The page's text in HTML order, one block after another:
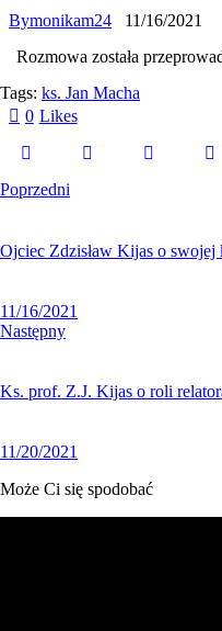
Bymonikam24
11/16/2021
Rozmowa została
Tags: ks. Jan Macha
0 Likes
Poprzedni
Ojciec Zdzisław Kijas o swojej
11/16/2021
Następny
Ks. prof. Z.J. Kijas o roli
11/20/2021
Może Ci się spodobać